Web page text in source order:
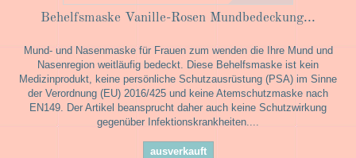
Behelfsmaske Vanille-Rosen Mundbedeckung...
Mund- und Nasenmaske für Frauen zum wenden die Ihre Mund und
Nasenregion weitläufig bedeckt. Diese Behelfsmaske ist kein
Medizinprodukt, keine persönliche Schutzausrüstung (PSA) im Sinne
der Verordnung (EU) 2016/425 und keine Atemschutzmaske nach
EN149. Der Artikel beansprucht daher auch keine Schutzwirkung
gegenüber Infektionskrankheiten....
ausverkauft